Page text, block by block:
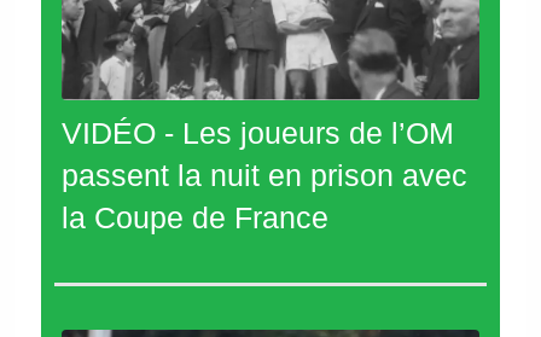
VIDÉO - Les joueurs de l’OM
passent la nuit en prison avec
la Coupe de France